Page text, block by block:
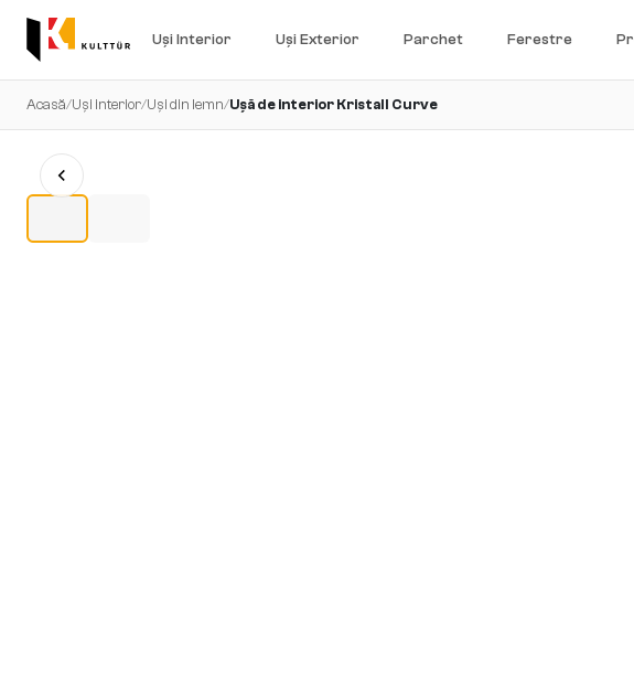
Uși Interior Uși Exterior Parchet Ferestre
Acasă/Uși interior/Uși din lemn/Ușă de interior Kristall Curve